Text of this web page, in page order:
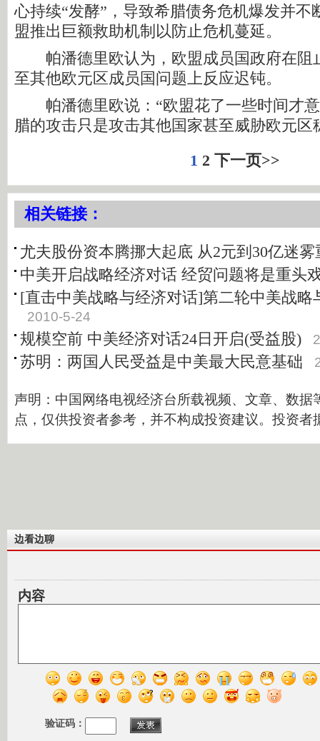
心持续“发酵”，导致希腊债务危机爆发并不
盟推出巨额救助机制以防止危机蔓延。
帕潘德里欧认为，欧盟成员国政府在阻
至其他欧元区成员国问题上反应迟钝。
帕潘德里欧说：“欧盟花了一些时间才意
腊的攻击只是攻击其他国家甚至威胁欧元区
1 2 下一页>>
相关链接：
尤夫股份资本腾挪大起底 从2元到30亿迷雾
中美开启战略经济对话 经贸问题将是重头
[直击中美战略与经济对话]第二轮中美战略
2010-5-24
规模空前 中美经济对话24日开启(受益股)
苏明：两国人民受益是中美最大民意基础
声明：中国网络电视经济台所载视频、文章、数据
点，仅供投资者参考，并不构成投资建议。投资者
边看边聊
内容
验证码：